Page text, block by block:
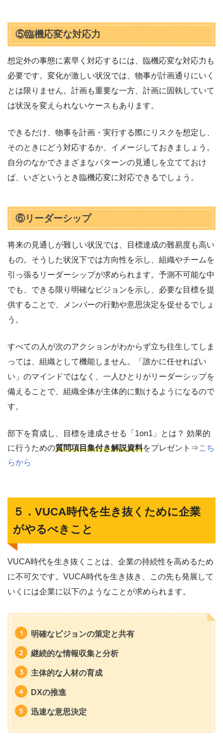
⑤臨機応変な対応力
想定外の事態に素早く対応するには、臨機応変な対応力も
必要です。変化が激しい状況では、物事が計画通りにいく
とは限りません。計画も重要な一方、計画に固執していて
は状況を変えられないケースもあります。
できるだけ、物事を計画・実行する際にリスクを想定し、
そのときにどう対応するか、イメージしておきましょう。
自分のなかでさまざまなパターンの見通しを立てておけ
ば、いざというとき臨機応変に対応できるでしょう。
⑥リーダーシップ
将来の見通しが難しい状況では、目標達成の難易度も高い
もの。そうした状況下では方向性を示し、組織やチームを
引っ張るリーダーシップが求められます。予測不可能な中
でも、できる限り明確なビジョンを示し、必要な目標を提
供することで、メンバーの行動や意思決定を促せるでしょ
う。
すべての人が次のアクションがわからず立ち往生してしま
っては、組織として機能しません。「誰かに任せればい
い」のマインドではなく、一人ひとりがリーダーシップを
備えることで、組織全体が主体的に動けるようになるので
す。
部下を育成し、目標を達成させる「1on1」とは？ 効果的
に行うための質問項目集付き解説資料をプレゼント⇒こち
らから
５．VUCA時代を生き抜くために企業
がやるべきこと
VUCA時代を生き抜くことは、企業の持続性を高めるため
に不可欠です。VUCA時代を生き抜き、この先も発展して
いくには企業に以下のようなことが求められます。
明確なビジョンの策定と共有
継続的な情報収集と分析
主体的な人材の育成
DXの推進
迅速な意思決定